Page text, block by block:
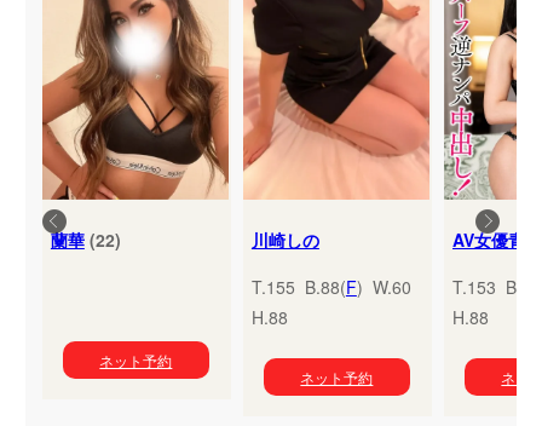
蘭華(22)
ネット予約
川崎しの
T.155 B.88(F) W.60
H.88
ネット予約
T.153
H.88
ネッ